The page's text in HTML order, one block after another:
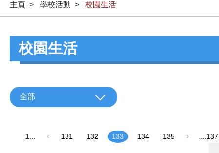
主頁 > 學校活動 > 校園生活
校園生活
全部
1... 131 132 133 134 135 ...137